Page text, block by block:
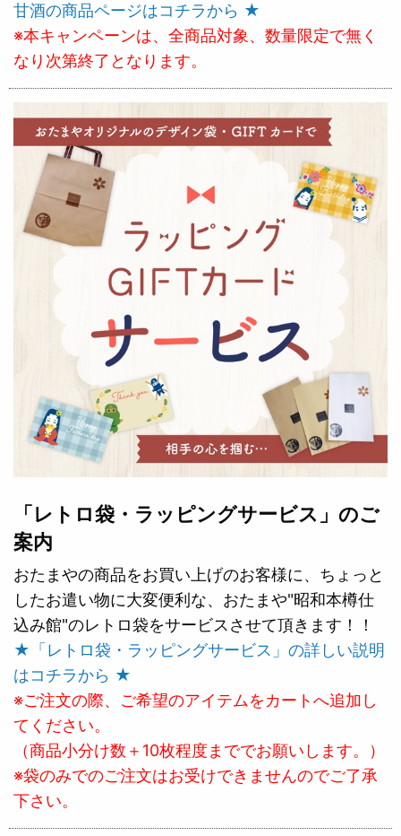
甘酒の商品ページはコチラから ★
※本キャンペーンは、全商品対象、数量限定で無く
なり次第終了となります。
「レトロ袋・ラッピングサービス」のご
案内
おたまやの商品をお買い上げのお客様に、ちょっと
したお遣い物に大変便利な、おたまや"昭和本樽仕
込み館"のレトロ袋をサービスさせて頂きます！！
★「レトロ袋・ラッピングサービス」の詳しい説明
はコチラから ★
※ご注文の際、ご希望のアイテムをカートへ追加し
てください。
（商品小分け数＋10枚程度まででお願いします。）
※袋のみでのご注文はお受けできませんのでご了承
下さい。